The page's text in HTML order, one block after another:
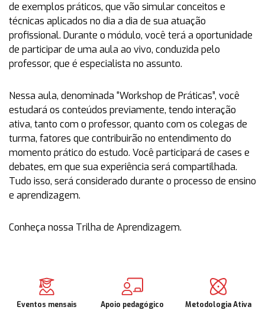
de exemplos práticos, que vão simular conceitos e
técnicas aplicados no dia a dia de sua atuação
profissional. Durante o módulo, você terá a oportunidade
de participar de uma aula ao vivo, conduzida pelo
professor, que é especialista no assunto.
Nessa aula, denominada “Workshop de Práticas”, você
estudará os conteúdos previamente, tendo interação
ativa, tanto com o professor, quanto com os colegas de
turma, fatores que contribuirão no entendimento do
momento prático do estudo. Você participará de cases e
debates, em que sua experiência será compartilhada.
Tudo isso, será considerado durante o processo de ensino
e aprendizagem.
Conheça nossa Trilha de Aprendizagem.
Eventos mensais Apoio pedagógico Metodologia Ativa